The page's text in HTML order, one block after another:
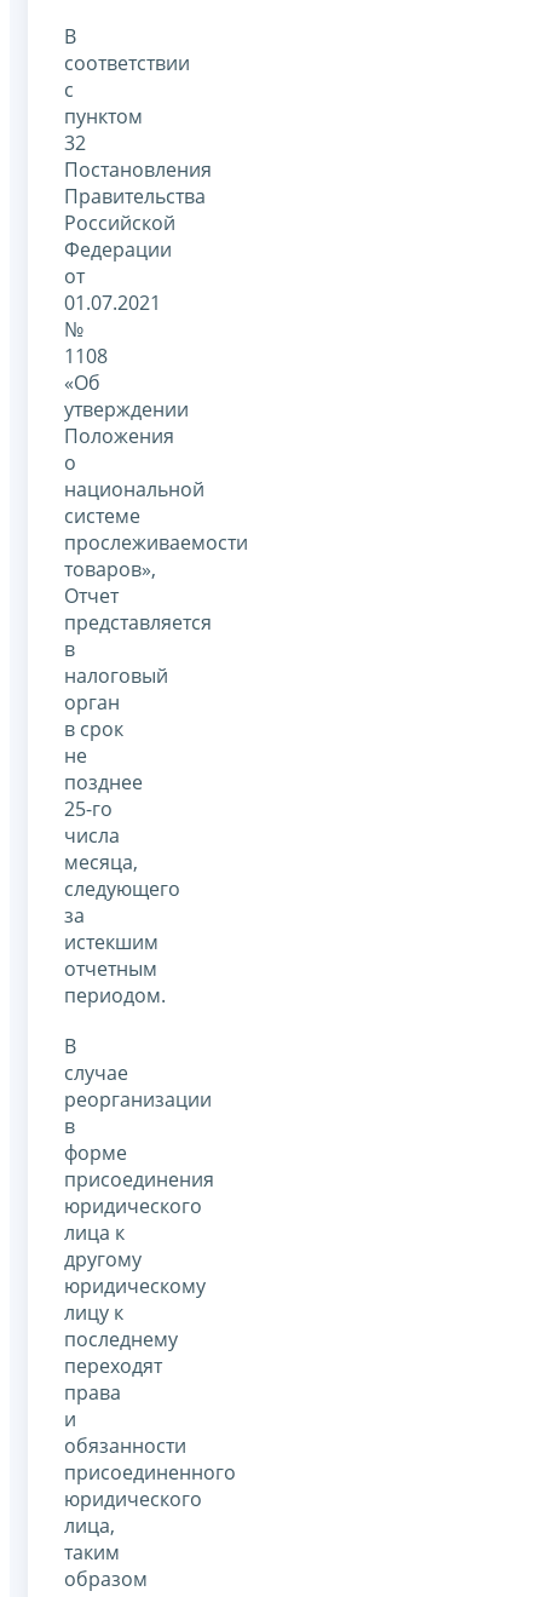
В
соответствии
с
пунктом
32
Постановления
Правительства
Российской
Федерации
от
01.07.2021
№
1108
«Об
утверждении
Положения
о
национальной
системе
прослеживаемости
товаров»,
Отчет
представляется
в
налоговый
орган
в срок
не
позднее
25-го
числа
месяца,
следующего
за
истекшим
отчетным
периодом.
В
случае
реорганизации
в
форме
присоединения
юридического
лица к
другому
юридическому
лицу к
последнему
переходят
права
и
обязанности
присоединенного
юридического
лица,
таким
образом